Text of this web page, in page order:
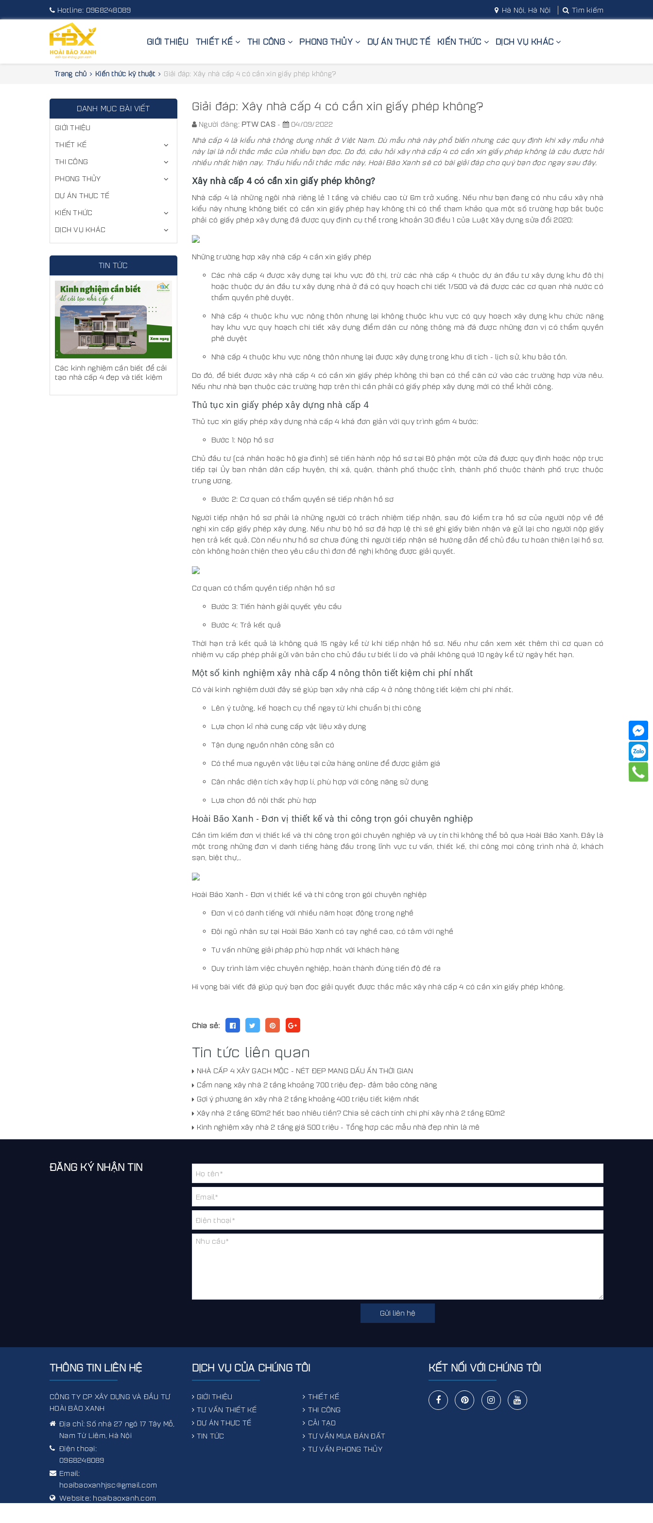
Hotline: 0968248089 Hà Nội, Hà Nội Tìm kiếm
GIỚI THIỆU THIẾT KẾ THI CÔNG PHONG THỦY DỰ ÁN THỰC TẾ KIẾN THỨC DỊCH VỤ KHÁC
Trang chủ Kiến thức kỹ thuật Giải đáp: Xây nhà cấp 4 có cần xin giấy phép không?
Giải đáp: Xây nhà cấp 4 có cần xin giấy phép không?
Người đăng: PTW CAS-
04/09/2022
Nhà cấp 4 là kiểu nhà thông dụng nhất ở Việt Nam. Dù mẫu nhà này phổ biến nhưng các quy định khi xây mẫu nhà
này lại là nỗi thắc mắc của nhiều bạn đọc. Do đó, câu hỏi xây nhà cấp 4 có cần xin giấy phép không là câu được hỏi
nhiều nhất hiện nay. Thấu hiểu nỗi thắc mắc này, Hoài Bão Xanh sẽ có bài giải đáp cho quý bạn đọc ngay sau đây.
Xây nhà cấp 4 có cần xin giấy phép không?
Nhà cấp 4 là những ngôi nhà riêng lẻ 1 tầng và chiều cao từ 6m trở xuống. Nếu như bạn đang có nhu cầu xây nhà
kiểu này nhưng không biết có cần xin giấy phép hay không thì có thể tham khảo qua một số trường hợp bắt buộc
phải có giấy phép xây dựng đã được quy định cụ thể trong khoản 30 điều 1 của Luật Xây dựng sửa đổi 2020:
Những trường hợp xây nhà cấp 4 cần xin giấy phép
Các nhà cấp 4 được xây dựng tại khu vực đô thị, trừ các nhà cấp 4 thuộc dự án đầu tư xây dựng khu đô thị
hoặc thuộc dự án đầu tư xây dựng nhà ở đã có quy hoạch chi tiết 1/500 và đã được các cơ quan nhà nước có
thẩm quyền phê duyệt.
Nhà cấp 4 thuộc khu vực nông thôn nhưng lại không thuộc khu vực có quy hoạch xây dựng khu chức năng
hay khu vực quy hoạch chi tiết xây dựng điểm dân cư nông thông mà đã được những đơn vị có thẩm quyền
phê duyệt
Nhà cấp 4 thuộc khu vực nông thôn nhưng lại được xây dựng trong khu di tích - lịch sử, khu bảo tồn.
Do đó, để biết được xây nhà cấp 4 có cần xin giấy phép không thì bạn có thể căn cứ vào các trường hợp vừa nêu.
Nếu như nhà bạn thuộc các trường hợp trên thì cần phải có giấy phép xây dựng mới có thể khởi công.
Thủ tục xin giấy phép xây dựng nhà cấp 4
Thủ tục xin giấy phép xây dựng nhà cấp 4 khá đơn giản với quy trình gồm 4 bước:
Bước 1: Nộp hồ sơ
Chủ đầu tư (cá nhân hoặc hộ gia đình) sẽ tiến hành nộp hồ sơ tại Bộ phận một cửa đã được quy định hoặc nộp trực
tiếp tại Ủy ban nhân dân cấp huyện, thị xã, quận, thành phố thuộc tỉnh, thành phố thuộc thành phố trực thuộc
trung ương.
Bước 2: Cơ quan có thẩm quyền sẽ tiếp nhận hồ sơ
Người tiếp nhận hồ sơ phải là những người có trách nhiệm tiếp nhận, sau đó kiểm tra hồ sơ của người nộp về đề
nghị xin cấp giấy phép xây dựng. Nếu như bộ hồ sơ đã hợp lệ thì sẽ ghi giấy biên nhận và gửi lại cho người nộp giấy
hẹn trả kết quả. Còn nếu như hồ sơ chưa đúng thì người tiếp nhận sẽ hướng dẫn để chủ đầu tư hoàn thiện lại hồ sơ,
còn không hoàn thiện theo yêu cầu thì đơn đề nghị không được giải quyết.
Cơ quan có thẩm quyền tiếp nhận hồ sơ
Bước 3: Tiến hành giải quyết yêu cầu
Bước 4: Trả kết quả
Thời hạn trả kết quả là không quá 15 ngày kể từ khi tiếp nhận hồ sơ. Nếu như cần xem xét thêm thì cơ quan có
nhiệm vụ cấp phép phải gửi văn bản cho chủ đầu tư biết lí do và phải không quá 10 ngày kể từ ngày hết hạn.
Một số kinh nghiệm xây nhà cấp 4 nông thôn tiết kiệm chi phí nhất
Có vài kinh nghiệm dưới đây sẽ giúp bạn xây nhà cấp 4 ở nông thông tiết kiệm chi phí nhất.
Lên ý tưởng, kế hoạch cụ thể ngay từ khi chuẩn bị thi công
Lựa chọn kĩ nhà cung cấp vật liệu xây dựng
Tận dụng nguồn nhân công sẵn có
Có thể mua nguyên vật liệu tại cửa hàng online để được giảm giá
Cân nhắc diện tích xây hợp lí, phù hợp với công năng sử dụng
Lựa chọn đồ nội thất phù hợp
Hoài Bão Xanh - Đơn vị thiết kế và thi công trọn gói chuyên nghiệp
Cần tìm kiếm đơn vị thiết kế và thi công trọn gói chuyên nghiệp và uy tín thì không thể bỏ qua Hoài Bão Xanh. Đây là
một trong những đơn vị danh tiếng hàng đầu trong lĩnh vực tư vấn, thiết kế, thi công mọi công trình nhà ở, khách
sạn, biệt thự,..
Hoài Bão Xanh - Đơn vị thiết kế và thi công trọn gói chuyên nghiệp
Đơn vị có danh tiếng với nhiều năm hoạt động trong nghề
Đội ngũ nhân sự tại Hoài Bão Xanh có tay nghề cao, có tâm với nghề
Tư vấn những giải pháp phù hợp nhất với khách hàng
Quy trình làm việc chuyên nghiệp, hoàn thành đúng tiến độ đề ra
Hi vọng bài viết đã giúp quý bạn đọc giải quyết được thắc mắc xây nhà cấp 4 có cần xin giấy phép không.
Chia sẻ:
Tin tức liên quan
NHÀ CẤP 4 XÂY GẠCH MỘC - NÉT ĐẸP MANG DẤU ẤN THỜI GIAN
Cẩm nang xây nhà 2 tầng khoảng 700 triệu đẹp- đảm bảo công năng
Gợi ý phương án xây nhà 2 tầng khoảng 400 triệu tiết kiệm nhất
Xây nhà 2 tầng 60m2 hết bao nhiêu tiền? Chia sẻ cách tính chi phí xây nhà 2 tầng 60m2
Kinh nghiệm xây nhà 2 tầng giá 500 triệu - Tổng hợp các mẫu nhà đẹp nhìn là mê
DANH MỤC BÀI VIẾT
GIỚI THIỆU
THIẾT KẾ
THI CÔNG
PHONG THỦY
DỰ ÁN THỰC TẾ
KIẾN THỨC
DỊCH VỤ KHÁC
TIN TỨC
Các kinh nghiệm cần biết để cải
tạo nhà cấp 4 đẹp và tiết kiệm
ĐĂNG KÝ NHẬN TIN
Gửi liên hệ
THÔNG TIN LIÊN HỆ
CÔNG TY CP XÂY DỰNG VÀ ĐẦU TƯ
HOÀI BÃO XANH
Địa chỉ: Số nhà 27 ngõ 17 Tây Mỗ,
Nam Từ Liêm, Hà Nội
Điện thoại:
0968248089
Email:
hoaibaoxanhjsc@gmail.com
Website: hoaibaoxanh.com
DỊCH VỤ CỦA CHÚNG TÔI
GIỚI THIỆU
TƯ VẤN THIẾT KẾ
DỰ ÁN THỰC TẾ
TIN TỨC
THIẾT KẾ
THI CÔNG
CẢI TẠO
TƯ VẤN MUA BÁN ĐẤT
TƯ VẤN PHONG THỦY
KẾT NỐI VỚI CHÚNG TÔI